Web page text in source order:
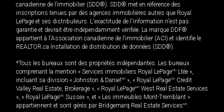
canadienne de l’immobilier (SDD®). SDD® met en référence des
inscriptions tenues par des agences immobilières autres que Royal
LePage et ses distributeurs. L'exactitude de l'information n'est pas
garantie et devrait être indépendamment vérifiée. La marque DDF®
appartient à l'Association canadienne de l’immobilier (ACI) et identifie le
REALTOR.ca Installation de distribution de données (SDD®).
*Tous les bureaux sont des propriétés indépendantes. Les bureaux
comprenant la mention « Services immobiliers Royal LePageMD Ltée »,
incluant sa division « Johnston & Daniel MD », « Royal LePageMD Credit
Valley Real Estate, Brokerage », « Royal LePageMD West Real Estate Services
», « Royal LePageMD Sussex », et « Les immeubles Mont-Tremblant »
appartiennent et sont gérés par Bridgemarq Real Estate ServicesMD.